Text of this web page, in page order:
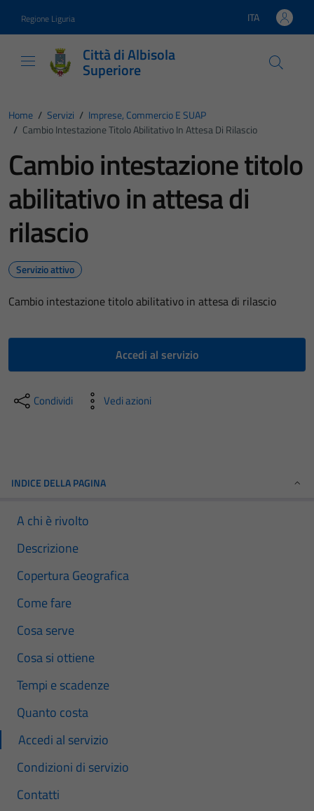
Regione Liguria Lingua attiva:
ITA
Città di Albisola
Superiore
Home / Servizi / Imprese, Commercio E SUAP
/ Cambio Intestazione Titolo Abilitativo In Attesa Di Rilascio
Cambio intestazione titolo
abilitativo in attesa di
rilascio
Servizio attivo
Cambio intestazione titolo abilitativo in attesa di rilascio
Accedi al servizio
Condividi Vedi azioni
INDICE DELLA PAGINA
A chi è rivolto
Descrizione
Copertura Geografica
Come fare
Cosa serve
Cosa si ottiene
Tempi e scadenze
Quanto costa
Accedi al servizio
Condizioni di servizio
Contatti